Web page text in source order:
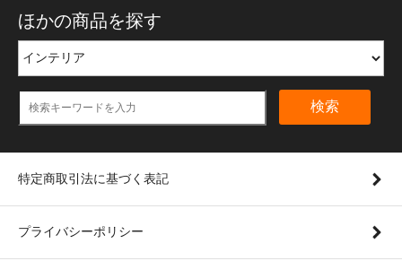
ほかの商品を探す
検索
特定商取引法に基づく表記
プライバシーポリシー